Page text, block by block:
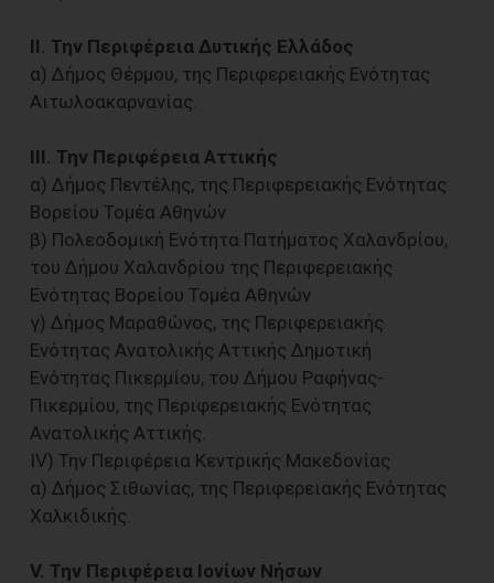
ΙΙ. Την Περιφέρεια Δυτικής Ελλάδος
α) Δήμος Θέρμου, της Περιφερειακής Ενότητας
Αιτωλοακαρνανίας.
ΙΙΙ. Την Περιφέρεια Αττικής
α) Δήμος Πεντέλης, της Περιφερειακής Ενότητας
Βορείου Τομέα Αθηνών
β) Πολεοδομική Ενότητα Πατήματος Χαλανδρίου,
του Δήμου Χαλανδρίου της Περιφερειακής
Ενότητας Βορείου Τομέα Αθηνών
γ) Δήμος Μαραθώνος, της Περιφερειακής
Ενότητας Ανατολικής Αττικής Δημοτική
Ενότητας Πικερμίου, του Δήμου Ραφήνας-
Πικερμίου, της Περιφερειακής Ενότητας
Ανατολικής Αττικής.
IV) Την Περιφέρεια Κεντρικής Μακεδονίας
α) Δήμος Σιθωνίας, της Περιφερειακής Ενότητας
Χαλκιδικής.
V. Την Περιφέρεια Ιονίων Νήσων